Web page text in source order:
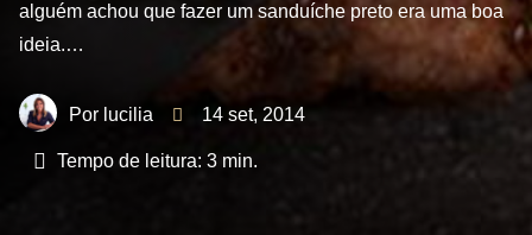
alguém achou que fazer um sanduíche preto era uma boa
ideia.…
lucilia 14 set, 2014
Tempo de leitura: 3 min.